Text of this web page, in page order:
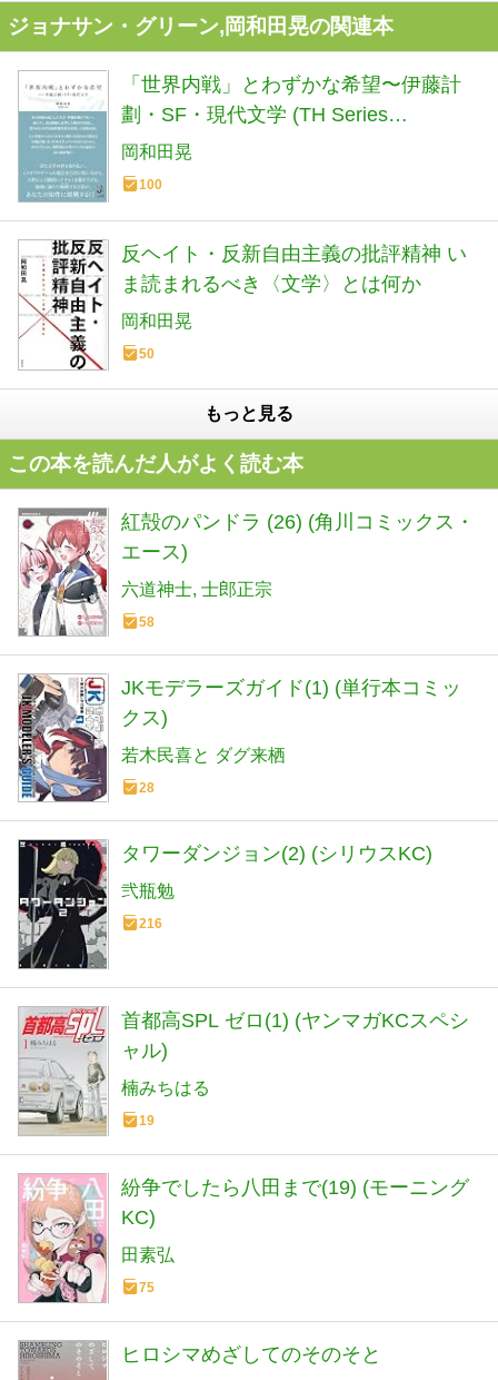
ジョナサン・グリーン,岡和田晃の関連本
「世界内戦」とわずかな希望〜伊藤計
劃・SF・現代文学 (TH Series
ADVANCED)
岡和田晃
100
反ヘイト・反新自由主義の批評精神 い
ま読まれるべき〈文学〉とは何か
岡和田晃
50
もっと見る
この本を読んだ人がよく読む本
紅殻のパンドラ (26) (角川コミックス・
エース)
六道神士 士郎正宗
58
JKモデラーズガイド(1) (単行本コミッ
クス)
若木民喜と ダグ来栖
28
タワーダンジョン(2) (シリウスKC)
弐瓶勉
216
首都高SPL ゼロ(1) (ヤンマガKCスペシ
ャル)
楠みちはる
19
紛争でしたら八田まで(19) (モーニング
KC)
田素弘
75
ヒロシマめざしてのそのそと